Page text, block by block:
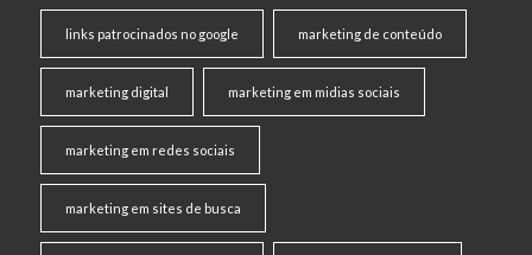
links patrocinados no google marketing de conteúdo
marketing digital marketing em midias sociais
marketing em redes sociais
marketing em sites de busca